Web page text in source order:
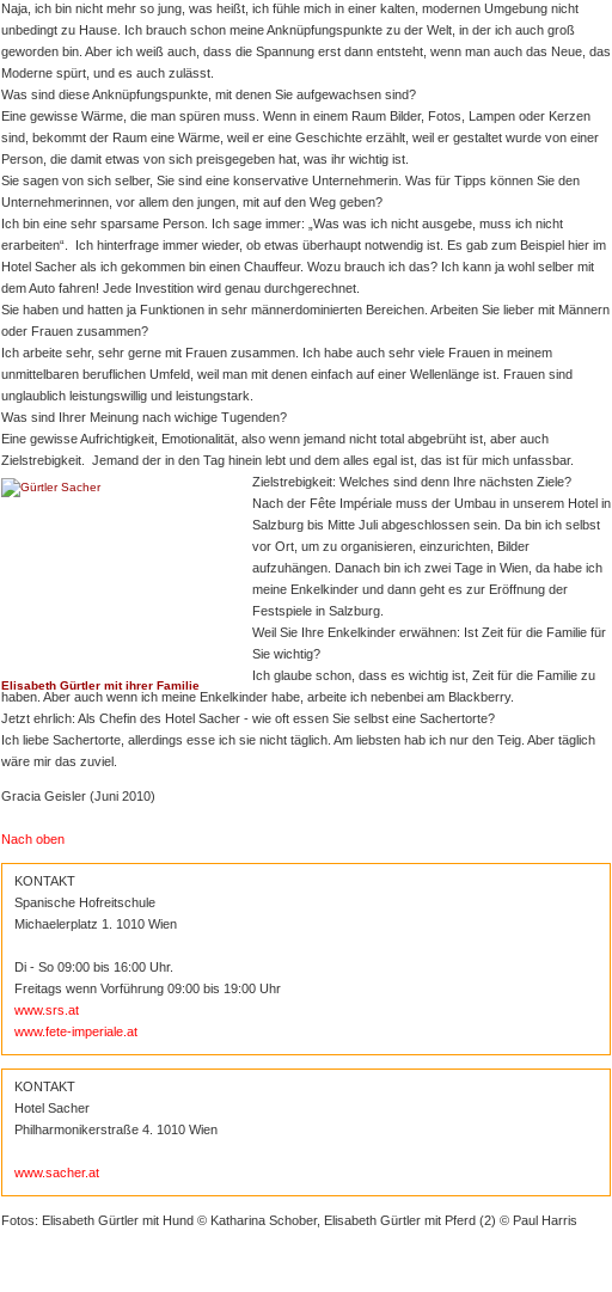
Naja, ich bin nicht mehr so jung, was heißt, ich fühle mich in einer kalten, modernen Umgebung nicht
unbedingt zu Hause. Ich brauch schon meine Anknüpfungspunkte zu der Welt, in der ich auch groß
geworden bin. Aber ich weiß auch, dass die Spannung erst dann entsteht, wenn man auch das Neue, das
Moderne spürt, und es auch zulässt.
Was sind diese Anknüpfungspunkte, mit denen Sie aufgewachsen sind?
Eine gewisse Wärme, die man spüren muss. Wenn in einem Raum Bilder, Fotos, Lampen oder Kerzen
sind, bekommt der Raum eine Wärme, weil er eine Geschichte erzählt, weil er gestaltet wurde von einer
Person, die damit etwas von sich preisgegeben hat, was ihr wichtig ist.
Sie sagen von sich selber, Sie sind eine konservative Unternehmerin. Was für Tipps können Sie den
Unternehmerinnen, vor allem den jungen, mit auf den Weg geben?
Ich bin eine sehr sparsame Person. Ich sage immer: „Was was ich nicht ausgebe, muss ich nicht
erarbeiten“. Ich hinterfrage immer wieder, ob etwas überhaupt notwendig ist. Es gab zum Beispiel hier im
Hotel Sacher als ich gekommen bin einen Chauffeur. Wozu brauch ich das? Ich kann ja wohl selber mit
dem Auto fahren! Jede Investition wird genau durchgerechnet.
Sie haben und hatten ja Funktionen in sehr männerdominierten Bereichen. Arbeiten Sie lieber mit Männern
oder Frauen zusammen?
Ich arbeite sehr, sehr gerne mit Frauen zusammen. Ich habe auch sehr viele Frauen in meinem
unmittelbaren beruflichen Umfeld, weil man mit denen einfach auf einer Wellenlänge ist. Frauen sind
unglaublich leistungswillig und leistungstark.
Was sind Ihrer Meinung nach wichige Tugenden?
Eine gewisse Aufrichtigkeit, Emotionalität, also wenn jemand nicht total abgebrüht ist, aber auch
Zielstrebigkeit. Jemand der in den Tag hinein lebt und dem alles egal ist, das
Elisabeth Gürtler mit ihrer Familie
ist für mich unfassbar.
Zielstrebigkeit: Welches sind denn Ihre nächsten Ziele?
Nach der Fête Impériale muss der Umbau in unserem Hotel in
Salzburg bis Mitte Juli abgeschlossen sein. Da bin ich selbst
vor Ort, um zu organisieren, einzurichten, Bilder
aufzuhängen. Danach bin ich zwei Tage in Wien, da habe ich
meine Enkelkinder und dann geht es zur Eröffnung der
Festspiele in Salzburg.
Weil Sie Ihre Enkelkinder erwähnen: Ist Zeit für die Familie für
Sie wichtig?
Ich glaube schon, dass es wichtig ist, Zeit für die Familie zu
haben. Aber auch wenn ich meine Enkelkinder habe, arbeite ich nebenbei am Blackberry.
Jetzt ehrlich: Als Chefin des Hotel Sacher - wie oft essen Sie selbst eine Sachertorte?
Ich liebe Sachertorte, allerdings esse ich sie nicht täglich. Am liebsten hab ich nur den Teig. Aber täglich
wäre mir das zuviel.
Gracia Geisler (Juni 2010)
Nach oben
KONTAKT
Spanische Hofreitschule
Michaelerplatz 1. 1010 Wien
Di - So 09:00 bis 16:00 Uhr.
Freitags wenn Vorführung 09:00 bis 19:00 Uhr
www.srs.at
www.fete-imperiale.at
KONTAKT
Hotel Sacher
Philharmonikerstraße 4. 1010 Wien
www.sacher.at
Fotos: Elisabeth Gürtler mit Hund © Katharina Schober, Elisabeth Gürtler mit Pferd (2) © Paul Harris